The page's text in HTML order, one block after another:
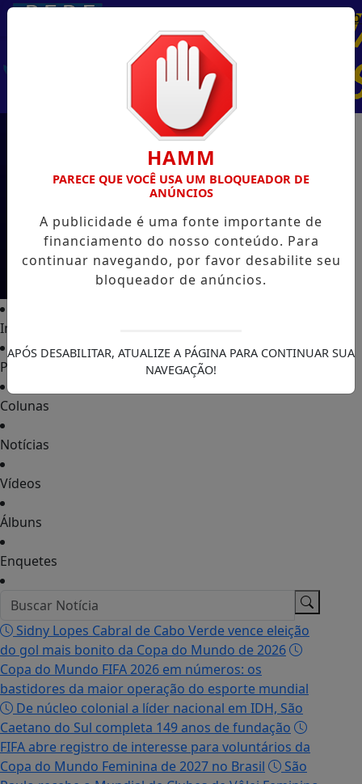
AGORA
Início
Podcasts
Colunas
Notícias
Vídeos
Álbuns
Enquetes
Sidny Lopes Cabral de Cabo Verde vence eleição
do gol mais bonito da Copa do Mundo de 2026
Copa do Mundo FIFA 2026 em números: os
bastidores da maior operação do esporte mundial
De núcleo colonial a líder nacional em IDH, São
Caetano do Sul completa 149 anos de fundação
FIFA abre registro de interesse para voluntários da
Copa do Mundo Feminina de 2027 no Brasil
São
HAMM
PARECE QUE VOCÊ USA UM BLOQUEADOR DE
ANÚNCIOS
A publicidade é uma fonte importante de
financiamento do nosso conteúdo. Para
continuar navegando, por favor desabilite seu
bloqueador de anúncios.
APÓS DESABILITAR, ATUALIZE A PÁGINA PARA CONTINUAR SUA
NAVEGAÇÃO!